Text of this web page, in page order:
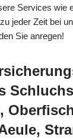
Services wie
jeder Zeit bei
Sie anregen!